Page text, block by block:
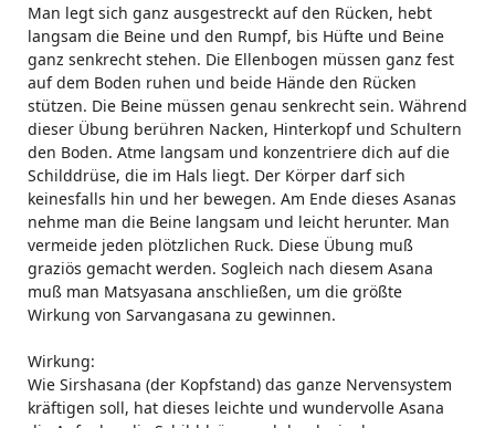
Man legt sich ganz ausgestreckt auf den Rücken, hebt
langsam die Beine und den Rumpf, bis Hüfte und Beine
ganz senkrecht stehen. Die Ellenbogen müssen ganz fest
auf dem Boden ruhen und beide Hände den Rücken
stützen. Die Beine müssen genau senkrecht sein. Während
dieser Übung berühren Nacken, Hinterkopf und Schultern
den Boden. Atme langsam und konzentriere dich auf die
Schilddrüse, die im Hals liegt. Der Körper darf sich
keinesfalls hin und her bewegen. Am Ende dieses Asanas
nehme man die Beine langsam und leicht herunter. Man
vermeide jeden plötzlichen Ruck. Diese Übung muß
graziös gemacht werden. Sogleich nach diesem Asana
muß man Matsyasana anschließen, um die größte
Wirkung von Sarvangasana zu gewinnen.
Wirkung:
Wie Sirshasana (der Kopfstand) das ganze Nervensystem
kräftigen soll, hat dieses leichte und wundervolle Asana